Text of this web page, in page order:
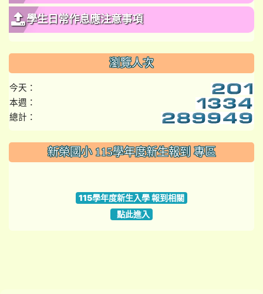
學生日常作息應注意事項
瀏覽人次
今天：
本週：
總計：
::: 新榮國小 115學年度新生報到 專區
115學年度新生入學 報到相關
點此進入